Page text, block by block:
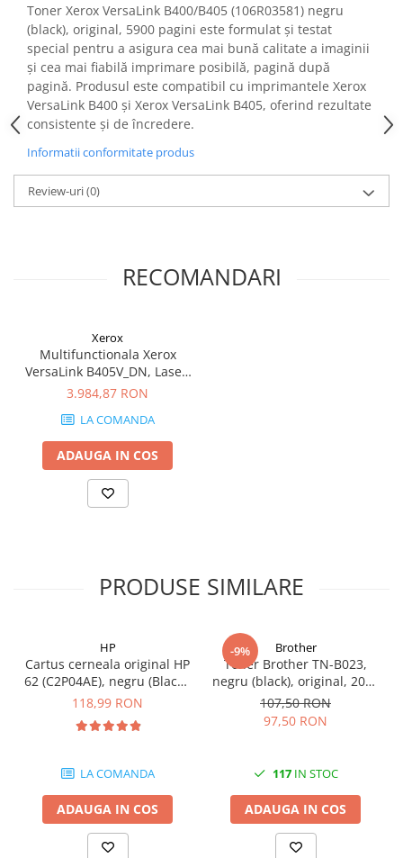
Toner Xerox VersaLink B400/B405 (106R03581) negru
(black), original, 5900 pagini este formulat și testat
special pentru a asigura cea mai bună calitate a imaginii
și cea mai fiabilă imprimare posibilă, pagină după
pagină. Produsul este compatibil cu imprimantele Xerox
VersaLink B400 și Xerox VersaLink B405, oferind rezultate
consistente și de încredere.
Informatii conformitate produs
Review-uri(0)
RECOMANDARI
Xerox
Multifunctionala Xerox
VersaLink B405V_DN, Laser,
Monocrom, Format A4,
3.984,87 RON
LA COMANDA
ADAUGA IN COS
PRODUSE SIMILARE
HP
Cartus cerneala original HP
62 (C2P04AE), negru (Black),
200 pagini
118,99 RON
LA COMANDA
ADAUGA IN COS
-9% Brother
Toner Brother TN-B023,
negru (black), original, 2000
pagini
107,50 RON
97,50 RON
117IN STOC
ADAUGA IN COS